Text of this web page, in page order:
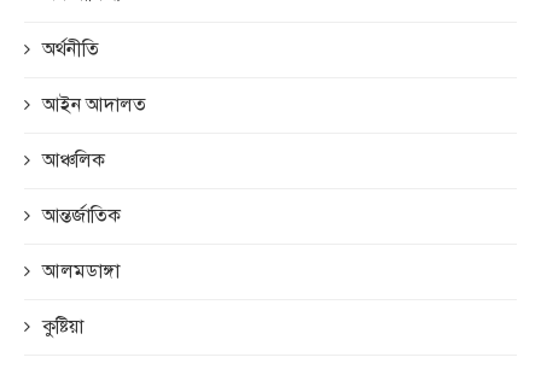
অর্থনীতি
আইন আদালত
আঞ্চলিক
আন্তর্জাতিক
আলমডাঙ্গা
কুষ্টিয়া